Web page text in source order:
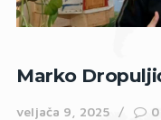
Marko
veljača 9, 2025 0